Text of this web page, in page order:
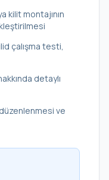
kilit montajının
çalışma testi,
detaylı
ve